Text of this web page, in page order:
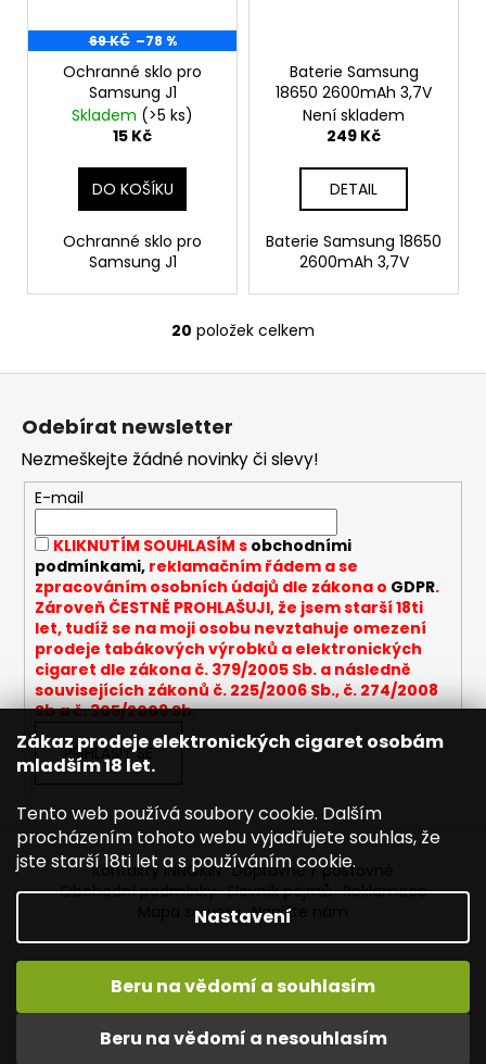
Zákaz prodeje elektronických cigaret osobám
mladším 18 let.
Tento web používá soubory cookie. Dalším
procházením tohoto webu vyjadřujete souhlas, že
jste starší 18ti let a s používáním cookie.
Nastavení
Beru na vědomí a nesouhlasím
Beru na vědomí a souhlasím
Vítejte ve světě INNOKIN. Nabízíme Vám to nejlepší ze světa
vapingu. DORUČENÍ ZDARMA nad 1000,- kč / 50 EURO!
69 KČ –78 %
Ochranné sklo pro
Samsung J1
Skladem (>5 ks)
15 Kč
DO KOŠÍKU
Ochranné sklo pro
Samsung J1
Baterie Samsung
18650 2600mAh 3,7V
Není skladem
249 Kč
DETAIL
Baterie Samsung 18650
2600mAh 3,7V
O
v
a
c
í
p
r
v
k
y
v
ý
p
s
20 položek celkem
Z
Odebírat newsletter
Nezmeškejte žádné novinky či slevy!
E-mail
KLIKNUTÍM SOUHLASÍM s obchodními
podmínkami,reklamačním řádem a se
zpracováním osobních údajů dle zákona o GDPR.
Zároveň ČESTNĚ PROHLAŠUJI, že jsem starší 18ti
let, tudíž se na moji osobu nevztahuje omezení
prodeje tabákových výrobků a elektronických
cigaret dle zákona č. 379/2005 Sb. a následně
souvisejících zákonů č. 225/2006 Sb., č. 274/2008
Sb a č. 305/2009 Sb.
PŘIHLÁSIT SE
Kontakty INNOKIN Dopravné / poštovné
Obchodní podmínky Slovník pojmů Reklamace
Mapa serveru Napište nám
Vytvořil Shoptet
Copyright 2026INNOKIN - Specialista na e-cigarety.
Všechna práva vyhrazena. Upravit nastavení cookies